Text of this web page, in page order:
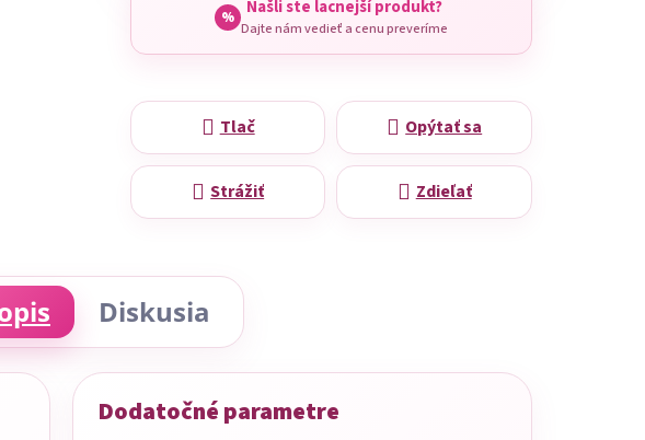
% Našli ste lacnejší produkt?
Dajte nám vedieť a cenu preveríme
Tlač Opýtať sa
Strážiť Zdieľať
Diskusia
Dodatočné parametre